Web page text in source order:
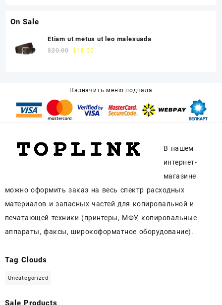
On Sale
Etiam ut metus ut leo malesuada
$20.00 $18.00
Назначить меню подвала
В нашем
интернет-
магазине
можно оформить заказ на весь спектр расходных
материалов и запасных частей для копировальной и
печатающей техники (принтеры, МФУ, копировальные
аппараты, факсы, широкоформатное оборудование).
Tag Clouds
Uncategorized
Sale Products